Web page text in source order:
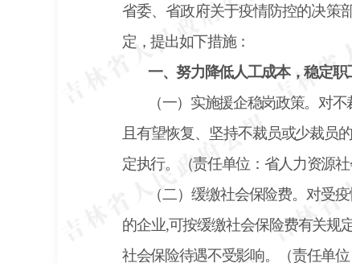
省委、省政府关于疫情防控的决策
定，提出如下措施：
一、努力降低人工成本，稳定职
（一）实施援企稳岗政策。对
且有望恢复、坚持不裁员或少裁员
定执行。（责任单位：省人力资源社
（二）缓缴社会保险费。对受
的企业,可按缓缴社会保险费有关规
社会保险待遇不受影响。（责任单位